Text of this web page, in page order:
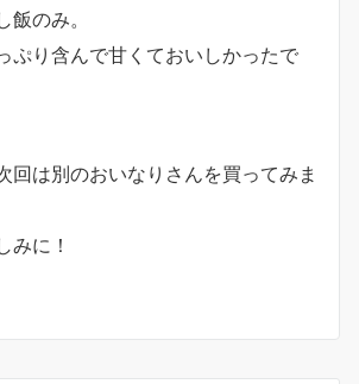
飯のみ。
ぷり含んで甘くておいしかったで
回は別のおいなりさんを買ってみま
みに！